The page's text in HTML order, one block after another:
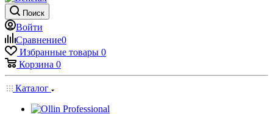
Поиск
Войти
Сравнение0
Избранные товары 0
Корзина 0
Каталог